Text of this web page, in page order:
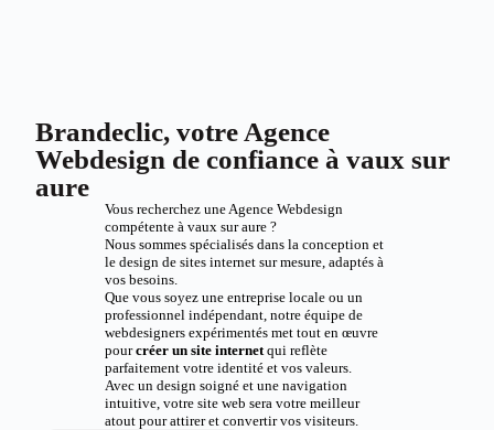
Brandeclic, votre Agence
Webdesign de confiance à vaux sur
aure
Vous recherchez une Agence Webdesign
compétente à vaux sur aure ?
Nous sommes spécialisés dans la conception et
le design de sites internet sur mesure, adaptés à
vos besoins.
Que vous soyez une entreprise locale ou un
professionnel indépendant, notre équipe de
webdesigners expérimentés met tout en œuvre
pourcréer un site internetqui reflète
parfaitement votre identité et vos valeurs.
Avec un design soigné et une navigation
intuitive, votre site web sera votre meilleur
atout pour attirer et convertir vos visiteurs.